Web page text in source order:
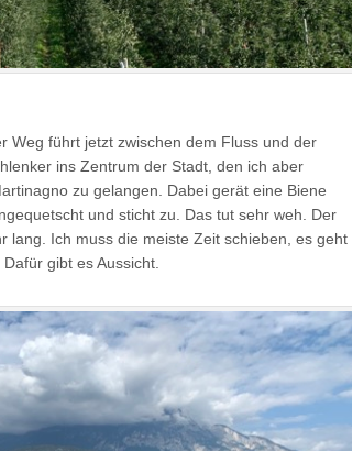
Weg führt jetzt zwischen dem Fluss und der
ins Zentrum der Stadt, den ich aber
zu gelangen. Dabei gerät eine Biene
und sticht zu. Das tut sehr weh. Der
lang. Ich muss die meiste Zeit schieben, es geht
gibt es Aussicht.